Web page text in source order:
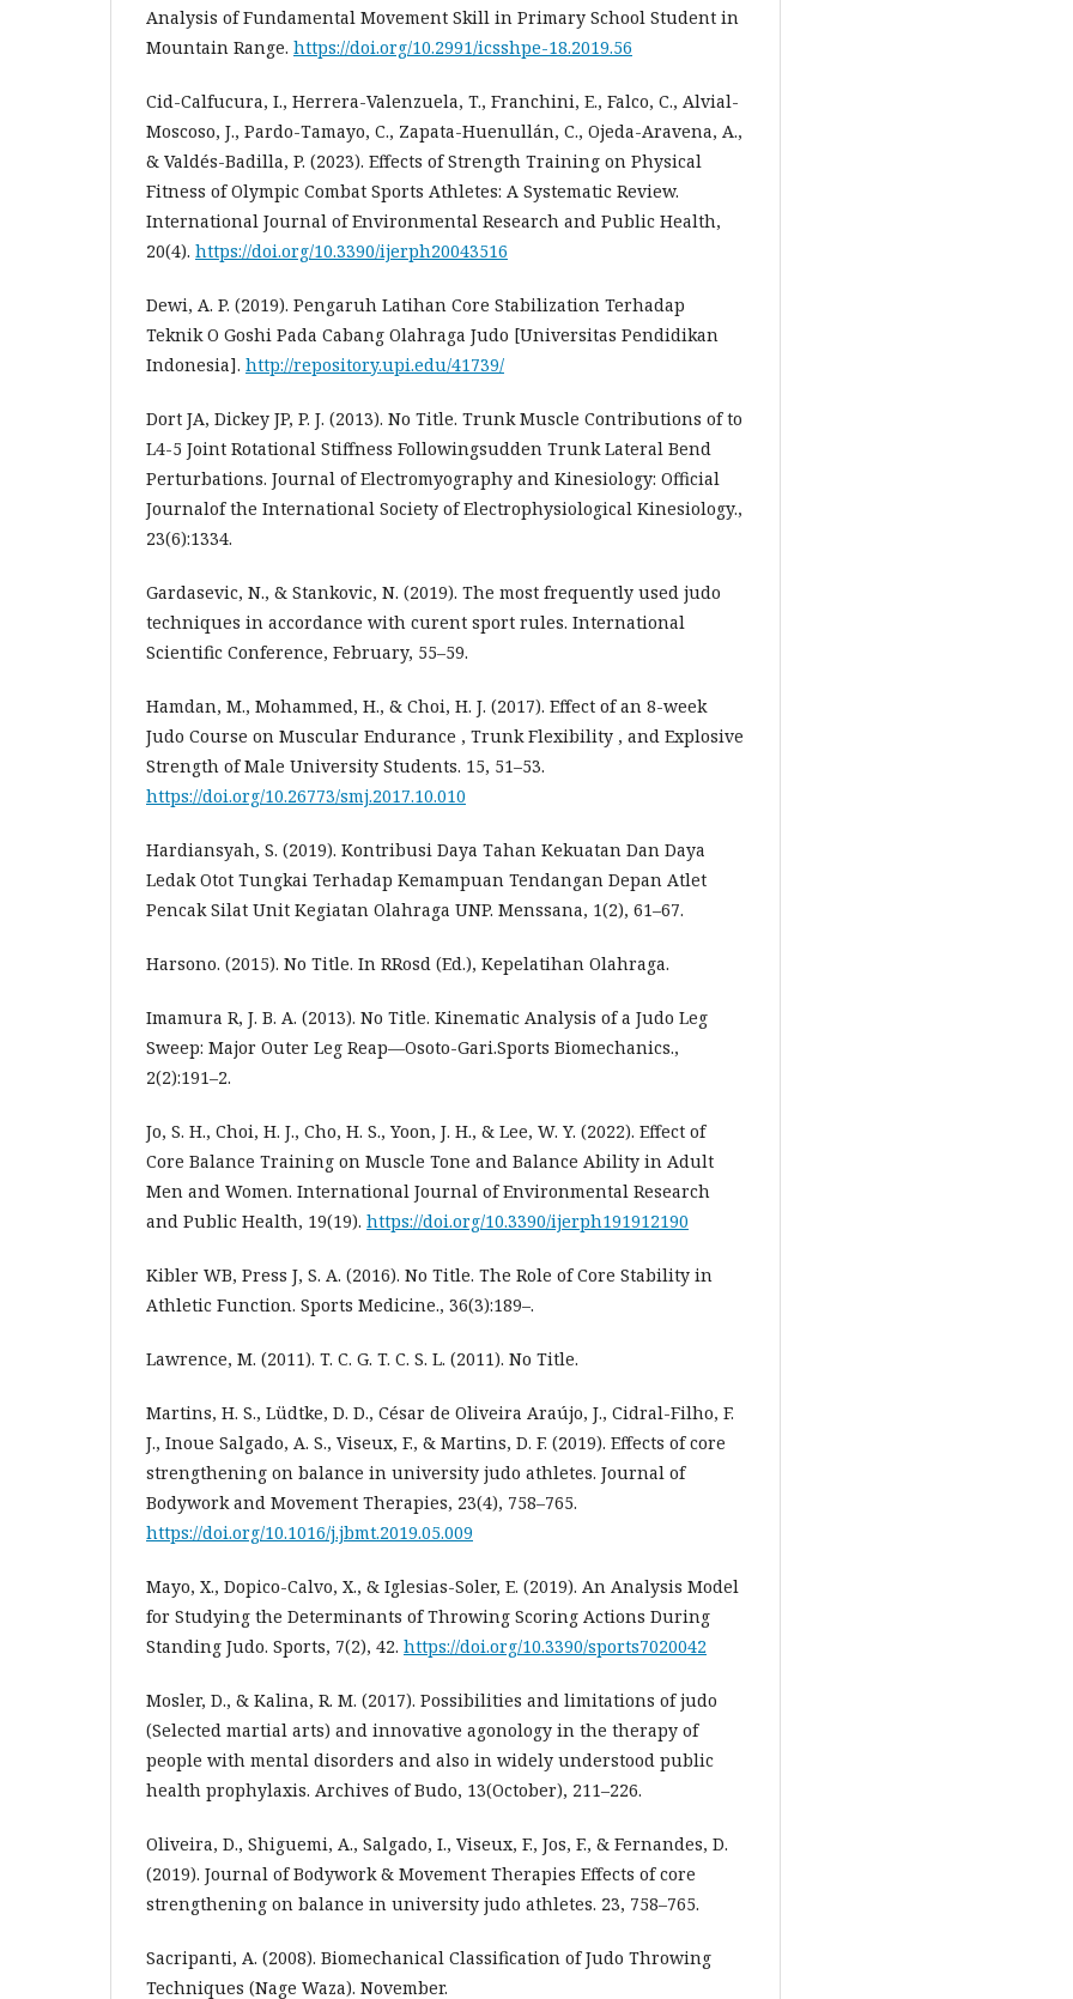
Analysis of Fundamental Movement Skill in Primary School Student in
Mountain Range. https://doi.org/10.2991/icsshpe-18.2019.56
Cid-Calfucura, I., Herrera-Valenzuela, T., Franchini, E., Falco, C., Alvial-
Moscoso, J., Pardo-Tamayo, C., Zapata-Huenullán, C., Ojeda-Aravena, A.,
& Valdés-Badilla, P. (2023). Effects of Strength Training on Physical
Fitness of Olympic Combat Sports Athletes: A Systematic Review.
International Journal of Environmental Research and Public Health,
20(4). https://doi.org/10.3390/ijerph20043516
Dewi, A. P. (2019). Pengaruh Latihan Core Stabilization Terhadap
Teknik O Goshi Pada Cabang Olahraga Judo [Universitas Pendidikan
Indonesia]. http://repository.upi.edu/41739/
Dort JA, Dickey JP, P. J. (2013). No Title. Trunk Muscle Contributions of to
L4-5 Joint Rotational Stiffness Followingsudden Trunk Lateral Bend
Perturbations. Journal of Electromyography and Kinesiology: Official
Journalof the International Society of Electrophysiological Kinesiology.,
23(6):1334.
Gardasevic, N., & Stankovic, N. (2019). The most frequently used judo
techniques in accordance with curent sport rules. International
Scientific Conference, February, 55–59.
Hamdan, M., Mohammed, H., & Choi, H. J. (2017). Effect of an 8-week
Judo Course on Muscular Endurance , Trunk Flexibility , and Explosive
Strength of Male University Students. 15, 51–53.
https://doi.org/10.26773/smj.2017.10.010
Hardiansyah, S. (2019). Kontribusi Daya Tahan Kekuatan Dan Daya
Ledak Otot Tungkai Terhadap Kemampuan Tendangan Depan Atlet
Pencak Silat Unit Kegiatan Olahraga UNP. Menssana, 1(2), 61–67.
Harsono. (2015). No Title. In RRosd (Ed.), Kepelatihan Olahraga.
Imamura R, J. B. A. (2013). No Title. Kinematic Analysis of a Judo Leg
Sweep: Major Outer Leg Reap—Osoto-Gari.Sports Biomechanics.,
2(2):191–2.
Jo, S. H., Choi, H. J., Cho, H. S., Yoon, J. H., & Lee, W. Y. (2022). Effect of
Core Balance Training on Muscle Tone and Balance Ability in Adult
Men and Women. International Journal of Environmental Research
and Public Health, 19(19). https://doi.org/10.3390/ijerph191912190
Kibler WB, Press J, S. A. (2016). No Title. The Role of Core Stability in
Athletic Function. Sports Medicine., 36(3):189–.
Lawrence, M. (2011). T. C. G. T. C. S. L. (2011). No Title.
Martins, H. S., Lüdtke, D. D., César de Oliveira Araújo, J., Cidral-Filho, F.
J., Inoue Salgado, A. S., Viseux, F., & Martins, D. F. (2019). Effects of core
strengthening on balance in university judo athletes. Journal of
Bodywork and Movement Therapies, 23(4), 758–765.
https://doi.org/10.1016/j.jbmt.2019.05.009
Mayo, X., Dopico-Calvo, X., & Iglesias-Soler, E. (2019). An Analysis Model
for Studying the Determinants of Throwing Scoring Actions During
Standing Judo. Sports, 7(2), 42. https://doi.org/10.3390/sports7020042
Mosler, D., & Kalina, R. M. (2017). Possibilities and limitations of judo
(Selected martial arts) and innovative agonology in the therapy of
people with mental disorders and also in widely understood public
health prophylaxis. Archives of Budo, 13(October), 211–226.
Oliveira, D., Shiguemi, A., Salgado, I., Viseux, F., Jos, F., & Fernandes, D.
(2019). Journal of Bodywork & Movement Therapies Effects of core
strengthening on balance in university judo athletes. 23, 758–765.
Sacripanti, A. (2008). Biomechanical Classification of Judo Throwing
Techniques (Nage Waza). November.